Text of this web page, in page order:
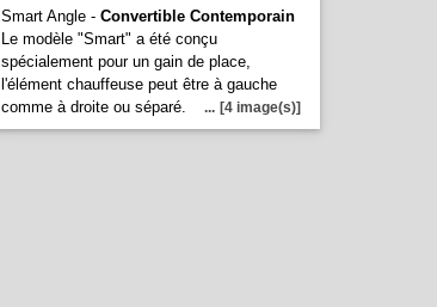
Smart Angle - Convertible Contemporain
Le modèle "Smart" a été conçu
spécialement pour un gain de place,
l'élément chauffeuse peut être à gauche
comme à droite ou séparé.
... [4 image(s)]